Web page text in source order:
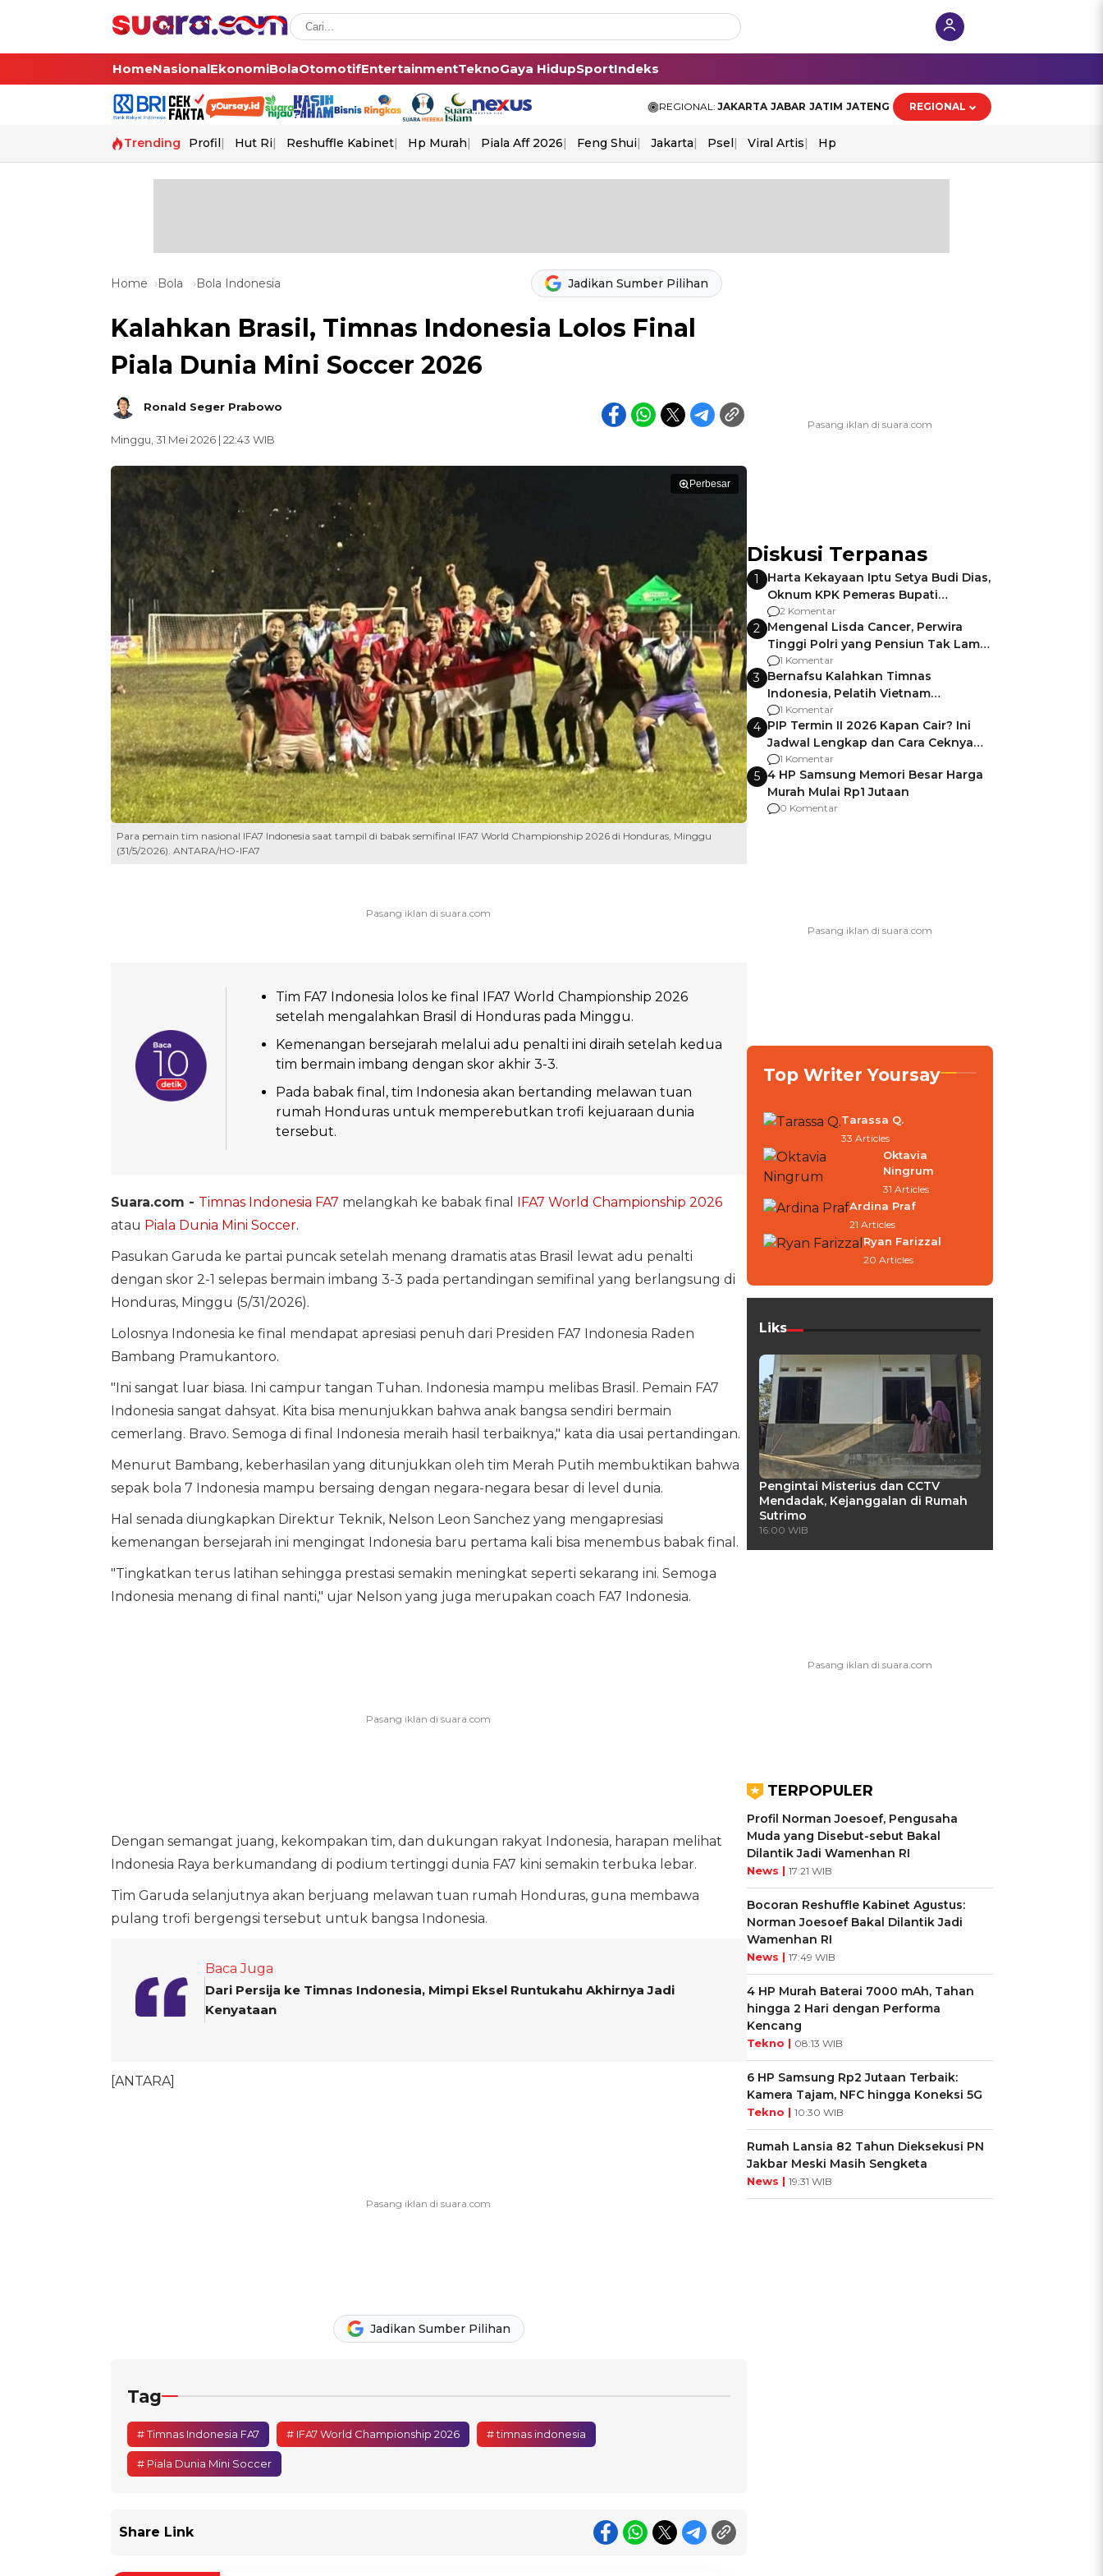
HomeNasionalEkonomiBolaOtomotifEntertainmentTeknoGaya HidupSportIndeks
REGIONAL: JAKARTA JABAR JATIM JATENG REGIONAL
Trending Profil Hut Ri Reshuffle Kabinet Hp Murah Piala Aff 2026 Feng Shui Jakarta Psel Viral Artis Hp
Home Bola Bola Indonesia Jadikan Sumber Pilihan
Kalahkan Brasil, Timnas Indonesia Lolos Final
Piala Dunia Mini Soccer 2026
Ronald Seger Prabowo
Minggu, 31 Mei 2026 | 22:43 WIB
Perbesar
Para pemain tim nasional IFA7 Indonesia saat tampil di babak semifinal IFA7 World Championship 2026 di Honduras, Minggu
(31/5/2026). ANTARA/HO-IFA7
Tim FA7 Indonesia lolos ke final IFA7 World Championship 2026
setelah mengalahkan Brasil di Honduras pada Minggu.
Kemenangan bersejarah melalui adu penalti ini diraih setelah kedua
tim bermain imbang dengan skor akhir 3-3.
Pada babak final, tim Indonesia akan bertanding melawan tuan
rumah Honduras untuk memperebutkan trofi kejuaraan dunia
tersebut.
Suara.com - Timnas Indonesia FA7 melangkah ke babak final IFA7 World Championship 2026
atau Piala Dunia Mini Soccer.
Pasukan Garuda ke partai puncak setelah menang dramatis atas Brasil lewat adu penalti
dengan skor 2-1 selepas bermain imbang 3-3 pada pertandingan semifinal yang berlangsung di
Honduras, Minggu (5/31/2026).
Lolosnya Indonesia ke final mendapat apresiasi penuh dari Presiden FA7 Indonesia Raden
Bambang Pramukantoro.
"Ini sangat luar biasa. Ini campur tangan Tuhan. Indonesia mampu melibas Brasil. Pemain FA7
Indonesia sangat dahsyat. Kita bisa menunjukkan bahwa anak bangsa sendiri bermain
cemerlang. Bravo. Semoga di final Indonesia meraih hasil terbaiknya," kata dia usai pertandingan.
Menurut Bambang, keberhasilan yang ditunjukkan oleh tim Merah Putih membuktikan bahwa
sepak bola 7 Indonesia mampu bersaing dengan negara-negara besar di level dunia.
Hal senada diungkapkan Direktur Teknik, Nelson Leon Sanchez yang mengapresiasi
kemenangan bersejarah ini mengingat Indonesia baru pertama kali bisa menembus babak final.
"Tingkatkan terus latihan sehingga prestasi semakin meningkat seperti sekarang ini. Semoga
Indonesia menang di final nanti," ujar Nelson yang juga merupakan coach FA7 Indonesia.
Dengan semangat juang, kekompakan tim, dan dukungan rakyat Indonesia, harapan melihat
Indonesia Raya berkumandang di podium tertinggi dunia FA7 kini semakin terbuka lebar.
Tim Garuda selanjutnya akan berjuang melawan tuan rumah Honduras, guna membawa
pulang trofi bergengsi tersebut untuk bangsa Indonesia.
Baca Juga
Dari Persija ke Timnas Indonesia, Mimpi Eksel Runtukahu Akhirnya Jadi
Kenyataan
[ANTARA]
Jadikan Sumber Pilihan
Tag
# Timnas Indonesia FA7 # IFA7 World Championship 2026 # timnas indonesia
# Piala Dunia Mini Soccer
Share Link
Diskusi Terpanas
1
Harta Kekayaan Iptu Setya Budi Dias,
Oknum KPK Pemeras Bupati
Pemalang
2 Komentar
2 Mengenal Lisda Cancer, Perwira
Tinggi Polri yang Pensiun Tak Lama
Usai Jadi Brigjen
1 Komentar
3 Bernafsu Kalahkan Timnas
Indonesia, Pelatih Vietnam
Berencana Pakai Jimat di Pakansari
1 Komentar
4 PIP Termin II 2026 Kapan Cair? Ini
Jadwal Lengkap dan Cara Ceknya
agar Dana Tidak Hangus!
1 Komentar
5 4 HP Samsung Memori Besar Harga
Murah Mulai Rp1 Jutaan
0 Komentar
Top Writer Yoursay
Tarassa Q.
33 Articles
Oktavia
Ningrum
31 Articles
Ardina Praf
21 Articles
Ryan Farizzal
20 Articles
Liks
Pengintai Misterius dan CCTV
Mendadak, Kejanggalan di Rumah
Sutrimo
16:00 WIB
TERPOPULER
Profil Norman Joesoef, Pengusaha
Muda yang Disebut-sebut Bakal
Dilantik Jadi Wamenhan RI
News | 17:21 WIB
Bocoran Reshuffle Kabinet Agustus:
Norman Joesoef Bakal Dilantik Jadi
Wamenhan RI
News | 17:49 WIB
4 HP Murah Baterai 7000 mAh, Tahan
hingga 2 Hari dengan Performa
Kencang
Tekno | 08:13 WIB
6 HP Samsung Rp2 Jutaan Terbaik:
Kamera Tajam, NFC hingga Koneksi 5G
Tekno | 10:30 WIB
Rumah Lansia 82 Tahun Dieksekusi PN
Jakbar Meski Masih Sengketa
News | 19:31 WIB